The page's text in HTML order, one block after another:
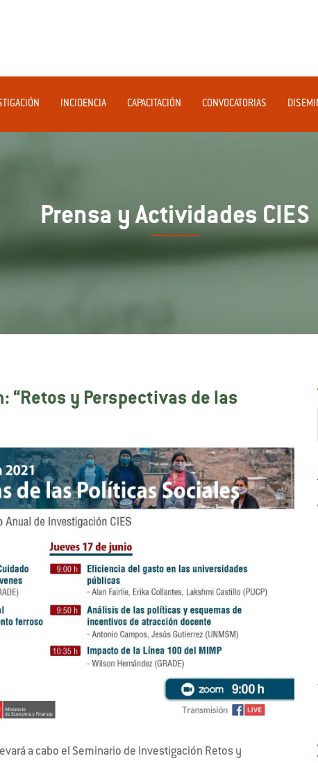
INCIDENCIA CAPACITACIÓN CONVOCATORIAS
Prensa y Actividades CIES
“Retos y Perspectivas de las
a cabo el Seminario de Investigación Retos y